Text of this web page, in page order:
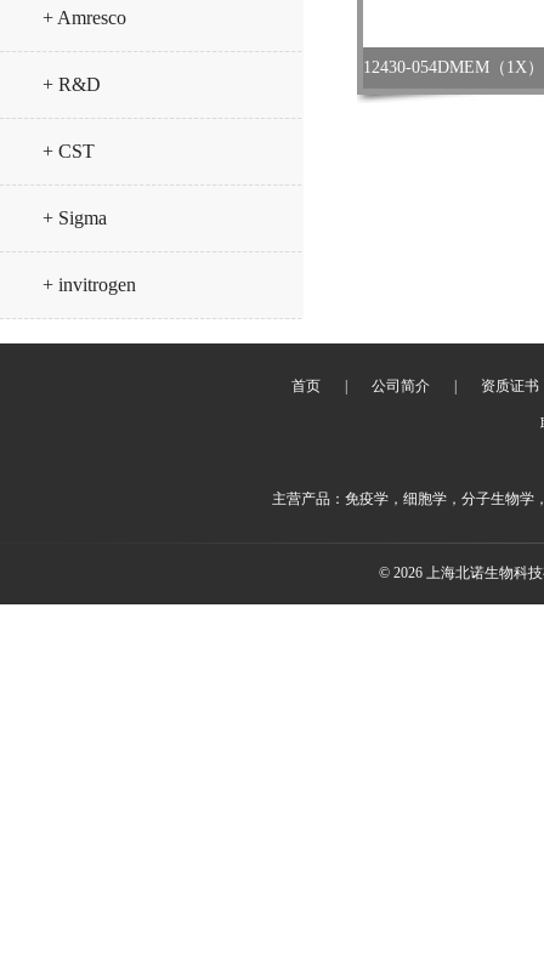
+ Amresco
+ R&D
+ CST
+ Sigma
+ invitrogen
首页 公司简介 资质证书
主营产品：免疫学，细胞学，分子生物学
© 2026 上海北诺生物科